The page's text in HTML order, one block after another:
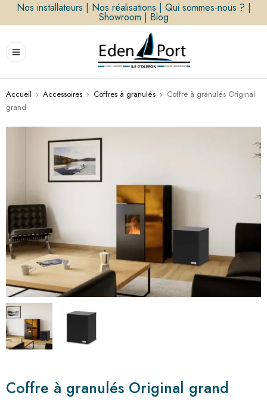
Nos installateurs | Nos réalisations | Qui sommes-nous ? |
Showroom | Blog
Accueil › Accessoires › Coffres à granulés › Coffre à granulés Original
grand
Coffre à granulés Original grand